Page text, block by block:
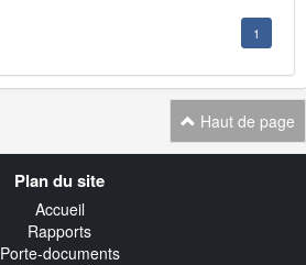
1
Haut de page
Plan du site
Accueil
Rapports
Porte-documents